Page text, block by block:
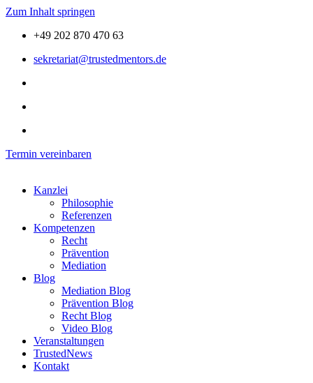
Zum Inhalt springen
+49 202 870 470 63
sekretariat@trustedmentors.de
Termin vereinbaren
Kanzlei
Philosophie
Referenzen
Kompetenzen
Recht
Prävention
Mediation
Blog
Mediation Blog
Prävention Blog
Recht Blog
Video Blog
Veranstaltungen
TrustedNews
Kontakt